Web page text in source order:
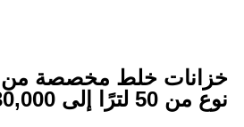
خلط مخصصة من أي
لتر